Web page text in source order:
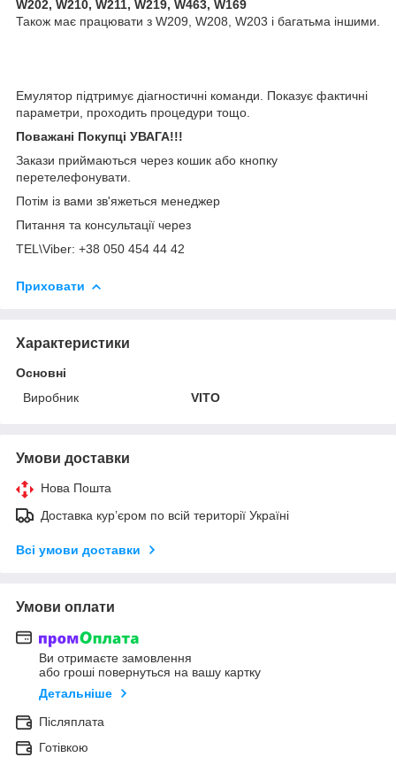
W202, W210, W211, W219, W463, W169
Також має працювати з W209, W208, W203 і багатьма іншими.
Емулятор підтримує діагностичні команди. Показує фактичні
параметри, проходить процедури тощо.
Поважані Покупці УВАГА!!!
Закази приймаються через кошик або кнопку
перетелефонувати.
Потім із вами зв'яжеться менеджер
Питання та консультації через
TEL\Viber: +38 050 454 44 42
Приховати
Характеристики
Основні
Виробник
VITO
Умови доставки
Нова Пошта
Доставка кур’єром по всій території Україні
Всі умови доставки
Умови оплати
Ви отримаєте замовлення
або гроші повернуться на вашу картку
Детальніше
Післяплата
Готівкою